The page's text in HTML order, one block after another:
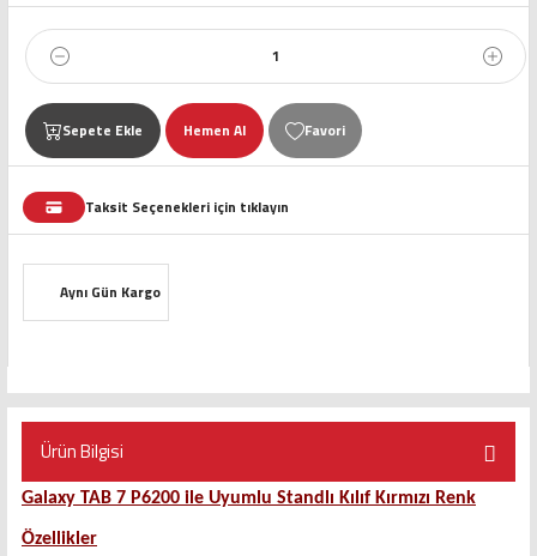
Sepete Ekle Hemen Al
Taksit Seçenekleri için tıklayın
Aynı Gün Kargo
Ürün Bilgisi
Galaxy TAB 7 P6200 ile Uyumlu Standlı Kılıf Kırmızı Renk
Özellikler